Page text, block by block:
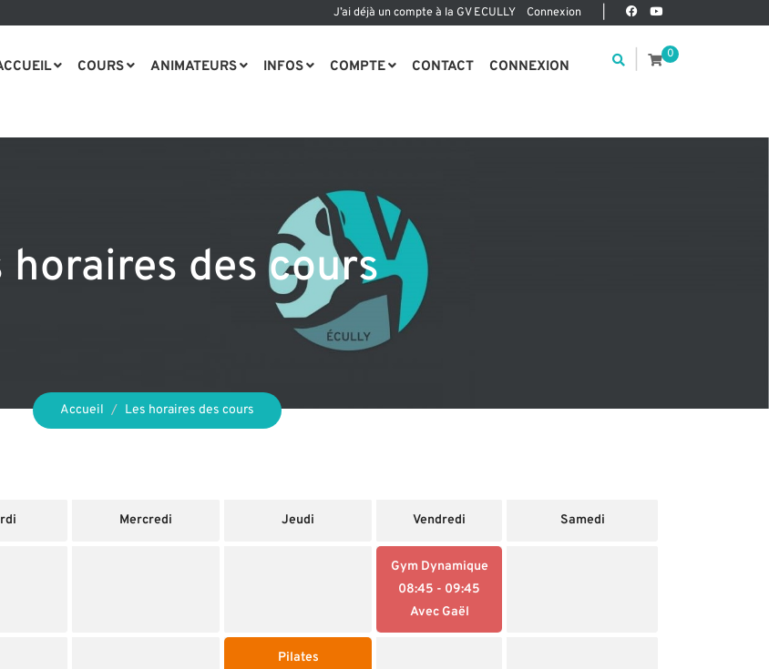
J’ai déjà un compte à la GV ECULLY Connexion
COURS ANIMATEURS INFOS COMPTE CONTACT CONNEXION
0
horaires des cours
Accueil Les horaires des cours
Mercredi Jeudi Vendredi Samedi
Gym Dynamique
08:45 - 09:45
Avec Gaël
Pilates